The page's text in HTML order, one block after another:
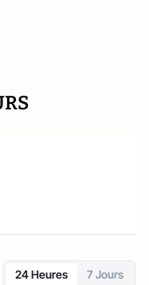
24 Heures 7 Jours